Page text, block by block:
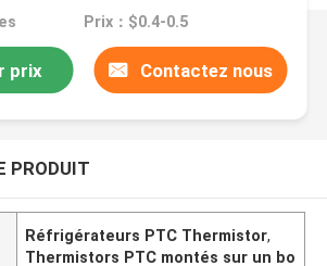
les climatiseurs, les
Prix：$0.4-0.5
prix Contactez nous
PRODUIT
Réfrigérateurs PTC Thermistor,
Thermistors PTC montés sur un bo